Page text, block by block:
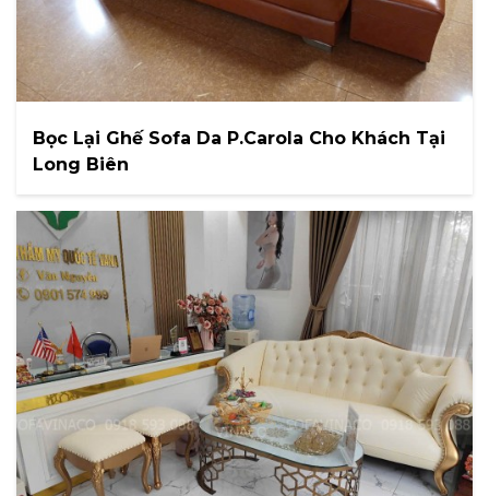
Bọc Lại Ghế Sofa Da P.Carola Cho Khách Tại
Long Biên